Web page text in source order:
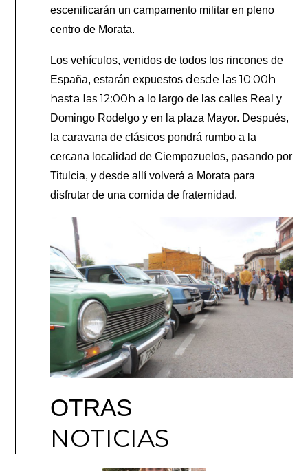
escenificarán un campamento militar en pleno
centro de Morata.
Los vehículos, venidos de todos los rincones de
España, estarán expuestosdesde las 10:00h
hasta las 12:00h a lo largo de las calles Real y
Domingo Rodelgo y en la plaza Mayor. Después,
la caravana de clásicos pondrá rumbo a la
cercana localidad de Ciempozuelos, pasando por
Titulcia, y desde allí volverá a Morata para
disfrutar de una comida de fraternidad.
OTRAS
NOTICIAS